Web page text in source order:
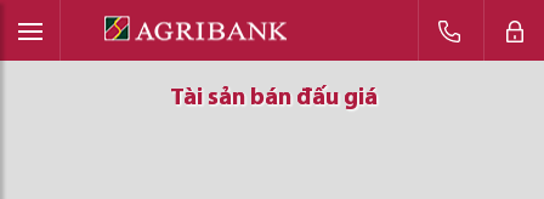
Tài sản bán đấu giá
Tài sản bán đấu giá
Tài sản bán đấu giá